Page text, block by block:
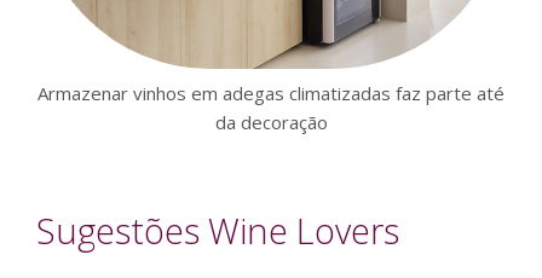
Armazenar vinhos em adegas climatizadas faz parte até
da decoração
Sugestões Wine Lovers